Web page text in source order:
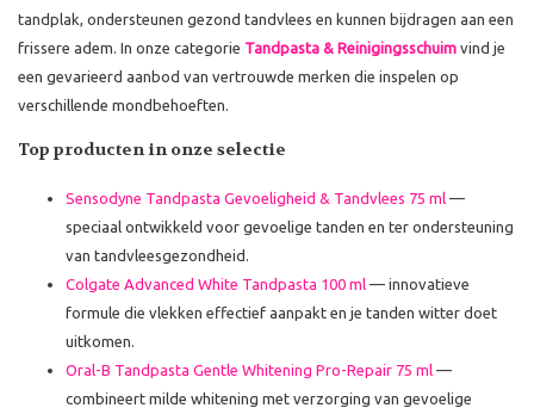
tandplak, ondersteunen gezond tandvlees en kunnen bijdragen aan een
frissere adem. In onze categorie Tandpasta & Reinigingsschuim vind je
een gevarieerd aanbod van vertrouwde merken die inspelen op
verschillende mondbehoeften.
Top producten in onze selectie
Sensodyne Tandpasta Gevoeligheid & Tandvlees 75 ml —
speciaal ontwikkeld voor gevoelige tanden en ter ondersteuning
van tandvleesgezondheid.
Colgate Advanced White Tandpasta 100 ml — innovatieve
formule die vlekken effectief aanpakt en je tanden witter doet
uitkomen.
Oral-B Tandpasta Gentle Whitening Pro-Repair 75 ml —
combineert milde whitening met verzorging van gevoelige